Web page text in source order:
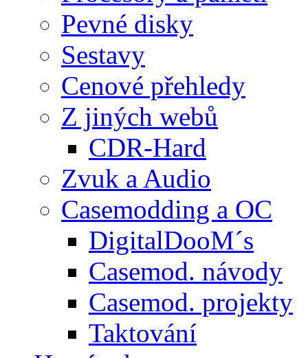
Pevné disky
Sestavy
Cenové přehledy
Z jiných webů
CDR-Hard
Zvuk a Audio
Casemodding a OC
DigitalDooM´s
Casemod. návody
Casemod. projekty
Taktování